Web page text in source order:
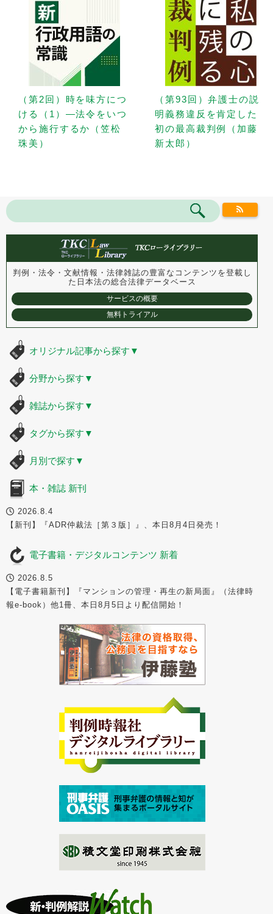
（第2回）時を味方につ
ける（1）—法令をいつ
から施行するか（笠松
珠美）
（第93回）弁護士の説
明義務違反を肯定した
初の最高裁判例（加藤
新太郎）
判例・法令・文献情報・法律雑誌の豊富なコンテンツを登載し
た 日本法の総合法律データベース
サービスの概要
無料トライアル
オリジナル記事から探す ▼
分野から探す ▼
雑誌から探す ▼
タグから探す ▼
月別で探す ▼
本・雑誌 新刊
2026.8.4
【新刊】『ADR仲裁法［第３版］』、本日8月4日発売！
電子書籍・デジタルコンテンツ 新着
2026.8.5
【電子書籍新刊】『マンションの管理・再生の新局面』（法律時
報e-book）他1冊、本日8月5日より配信開始！